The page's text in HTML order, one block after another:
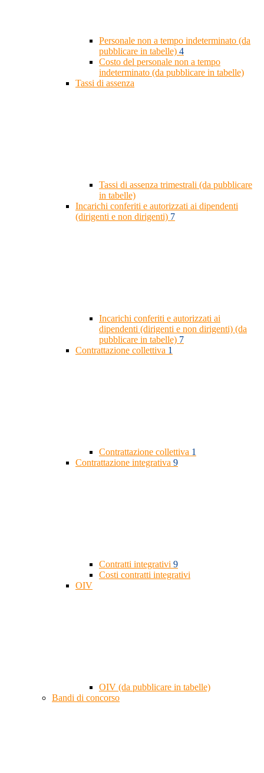
Personale non a tempo indeterminato (da
pubblicare in tabelle) 4
Costo del personale non a tempo
indeterminato (da pubblicare in tabelle)
Tassi di assenza
Tassi di assenza trimestrali (da pubblicare
in tabelle)
Incarichi conferiti e autorizzati ai dipendenti
(dirigenti e non dirigenti) 7
Incarichi conferiti e autorizzati ai
dipendenti (dirigenti e non dirigenti) (da
pubblicare in tabelle) 7
Contrattazione collettiva 1
Contrattazione collettiva 1
Contrattazione integrativa 9
Contratti integrativi 9
Costi contratti integrativi
OIV
OIV (da pubblicare in tabelle)
Bandi di concorso